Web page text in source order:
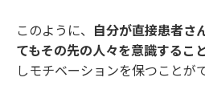
このように、 自分が直接患者さ
てもその先の人々を意識するこ
しモチベーションを保つことが